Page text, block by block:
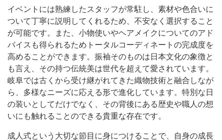
イベントには熟練したスタッフが常駐し、素材や色合いに
ついて丁寧に説明してくれるため、不安なく選択すること
が可能です。また、小物使いやヘアメイクについてのアド
バイスも得られるためトータルコーディネートの完成度を
高めることができます。振袖そのものは日本文化の象徴と
も言え、その持つ伝統美は世代を超えて愛されています。
岐阜では古くから受け継がれてきた織物技術と融合しなが
ら、多様なニーズに応える形で進化しています。特別な日
の装いとしてだけでなく、その背後にある歴史や職人の想
いにも触れることのできる貴重な存在です。
成人式という大切な節目に身につけることで、自身の成長